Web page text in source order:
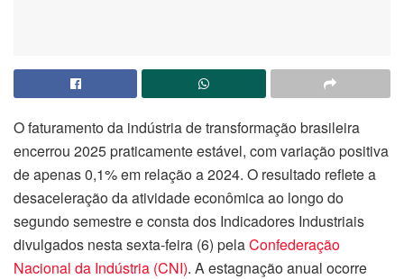
O faturamento da indústria de transformação brasileira
encerrou 2025 praticamente estável, com variação positiva
de apenas 0,1% em relação a 2024. O resultado reflete a
desaceleração da atividade econômica ao longo do
segundo semestre e consta dos Indicadores Industriais
divulgados nesta sexta-feira (6) pelaConfederação
Nacional da Indústria (CNI). A estagnação anual ocorre